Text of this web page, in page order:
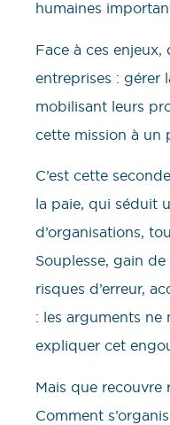
humaines
Face à ces enjeux,
entreprises : gérer
mobilisant leurs
cette mission à un
C’est cette
la paie, qui séduit
d’organisations,
Souplesse, gain
risques d’erreur,
: les arguments
expliquer cet
Mais que recouvre
Comment